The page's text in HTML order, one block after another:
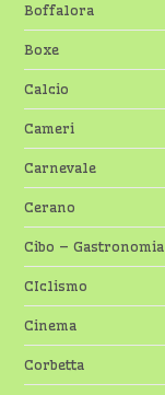
Boffalora
Boxe
Calcio
Cameri
Carnevale
Cerano
Cibo – Gastronomia
CIclismo
Cinema
Corbetta